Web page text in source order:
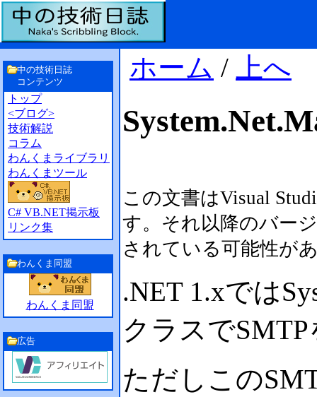
ホーム / 上へ
この文書はVisual
す。それ以降のバー
されている可能性が
.NET 1.xでは
クラスで
ただしこの
中の技術日誌
コンテンツ
トップ
<ブログ>
技術解説
コラム
わんくまライブラリ
わんくまツール
C# VB.NET掲示板
リンク集
わんくま同盟
わんくま同盟
広告